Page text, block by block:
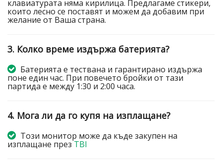
клавиатурата няма кирилица. Предлагаме стикери,
които лесно се поставят и можем да добавим при
желание от Ваша страна.
3. Колко време издържа батерията?
Батерията е тествана и гарантирано издържа
поне един час. При повечето бройки от тази
партида е между 1:30 и 2:00 часа.
4. Мога ли да го купя на изплащане?
Този монитор може да къде закупен на
изплащане презTBI